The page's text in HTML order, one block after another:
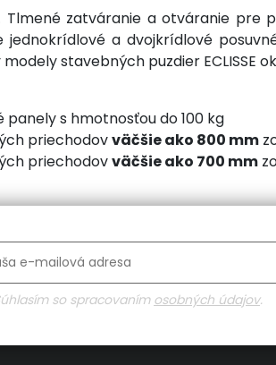
zatváranie a otváranie pre
a dvojkrídlové
stavebných puzdier ECLISSE
s hmotnosťou do 100 kg
priechodovväčšie ako 800 mm
priechodovväčšie ako 700 mm
so spracovanímosobných údajov.